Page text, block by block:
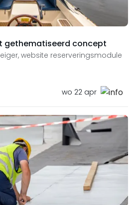
gethematiseerd concept
website reserveringsmodule
wo 22 apr